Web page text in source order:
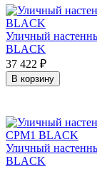
Уличный
BLACK
37 422 ₽
В корзину
Уличный
BLACK